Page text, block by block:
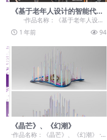
《基于老年人设计的智能代步
车》
·作品名称：《基于老年人设计
的智能代步车》 ·作品赛道：学生
组：...1 年前 94
《晶芒》、《幻潮》
·作品名称：《晶芒》、《幻潮》 ·